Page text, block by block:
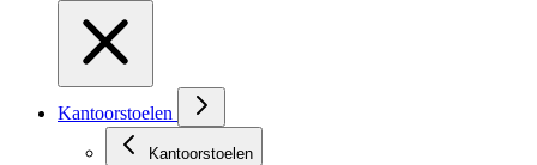
Kantoorstoelen
Kantoorstoelen